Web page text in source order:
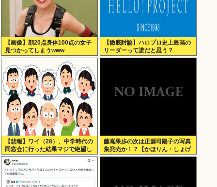
【画像】顔20点身体100点の女子
見つかってしまうwww
【徹底討論】ハロプロ史上最高の
リーダーって誰だと思う？
【悲報】ワイ（28）、中学時代の
同窓会に行った結果マジで絶望し
てしまう・・・・・・理由がこち
ら・・・・・・
藤嶌果歩の次は正源司陽子の写真
集発売か！？【かほりん・しょげ
こ】【日向坂46】